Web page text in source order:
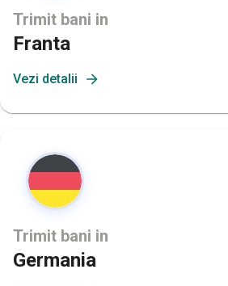
Trimit bani in
Franta
Vezi detalii
Trimit bani in
Germania